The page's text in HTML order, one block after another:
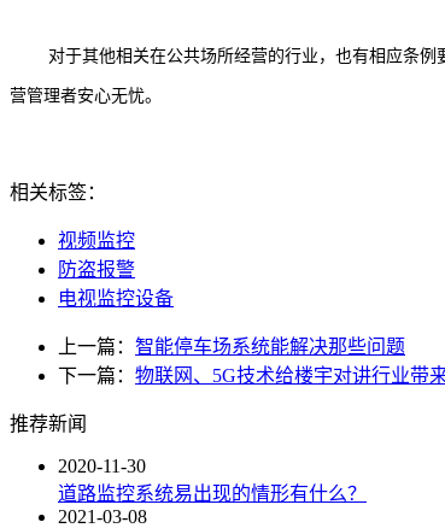
对于其他相关在公共场所经营的行业，也有相应条
营管理者安心无忧。
相关标签：
视频监控
防盗报警
电视监控设备
上一篇： 智能停车场系统能解决那些问题
下一篇： 物联网、5G技术给楼宇对讲行业带
推荐新闻
2020-11-30
道路监控系统易出现的情形有什么？
2021-03-08